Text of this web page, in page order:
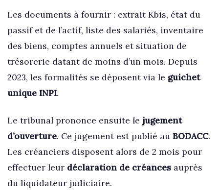
Les documents à fournir : extrait Kbis, état du
passif et de l’actif, liste des salariés, inventaire
des biens, comptes annuels et situation de
trésorerie datant de moins d’un mois. Depuis
2023, les formalités se déposent via le guichet
unique INPI.
Le tribunal prononce ensuite le jugement
d’ouverture. Ce jugement est publié au BODACC.
Les créanciers disposent alors de 2 mois pour
effectuer leur déclaration de créancesauprès
du liquidateur judiciaire.